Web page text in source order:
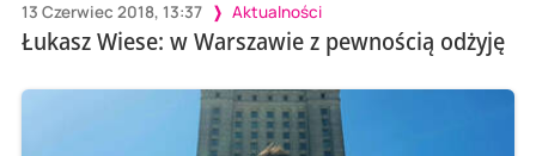
13 Czerwiec 2018, 13:37 Aktualności
Łukasz Wiese: w Warszawie z pewnością odżyję